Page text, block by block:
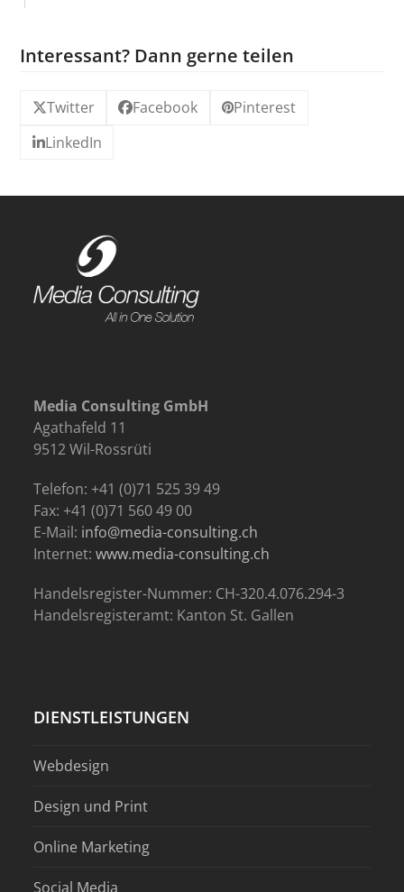
Interessant? Dann gerne teilen
Twitter Facebook
Pinterest
LinkedIn
Media Consulting GmbH
Agathafeld 11
9512 Wil-Rossrüti
Telefon: +41 (0)71 525 39 49
Fax: +41 (0)71 560 49 00
E-Mail: info@media-consulting.ch
Internet:www.media-consulting.ch
Handelsregister-Nummer: CH-320.4.076.294-3
Handelsregisteramt: Kanton St. Gallen
DIENSTLEISTUNGEN
Webdesign
Design und Print
Online Marketing
Social Media